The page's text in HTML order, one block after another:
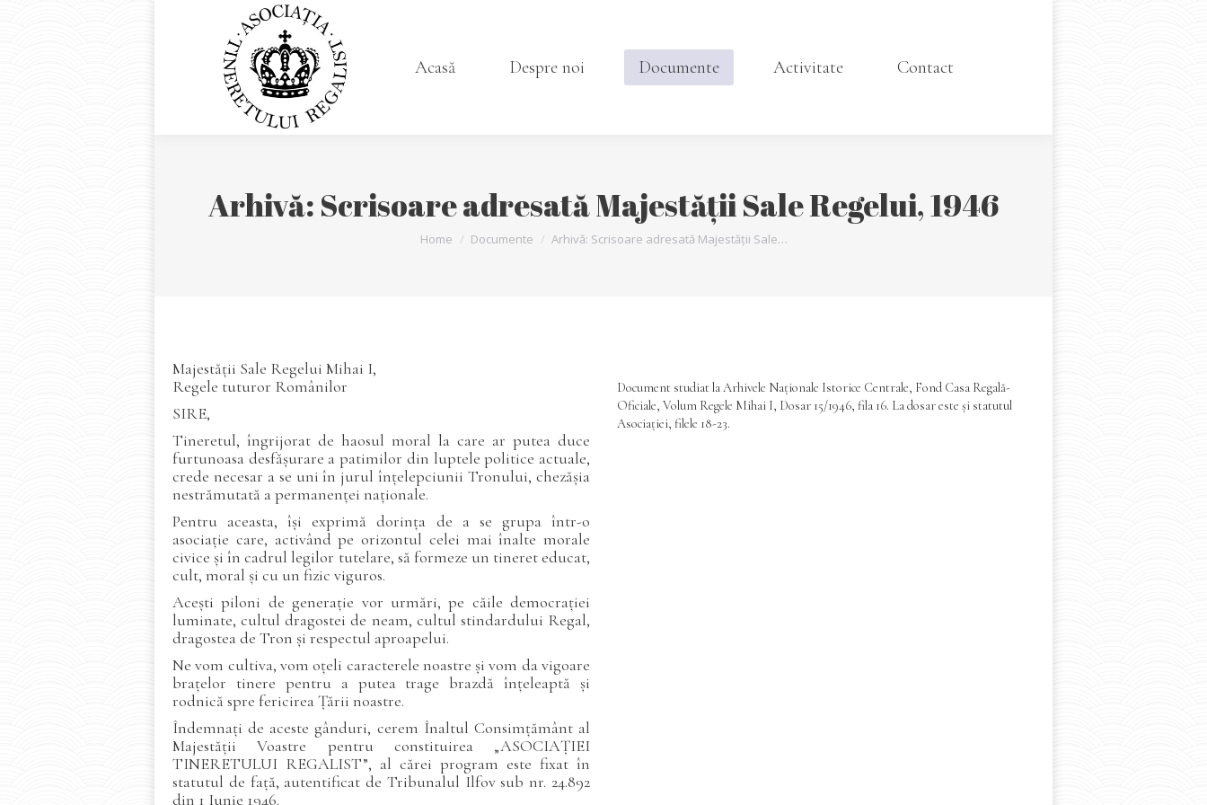
Acasă Despre noi Documente Activitate Contact
Arhivă: Scrisoare adresată Majestății Sale Regelui, 1946
You are here:
Home Documente Arhivă: Scrisoare adresată Majestății Sale…
Majestăţii Sale Regelui Mihai I,
Regele tuturor Românilor
SIRE,
Tineretul, îngrijorat de haosul moral la care ar putea duce
furtunoasa desfășurare a patimilor din luptele politice actuale,
crede necesar a se uni în jurul înțelepciunii Tronului, chezășia
nestrămutată a permanenței naționale.
Pentru aceasta, își exprimă dorința de a se grupa într-o
asociație care, activând pe orizontul celei mai înalte morale
civice și în cadrul legilor tutelare, să formeze un tineret educat,
cult, moral și cu un fizic viguros.
Acești piloni de generație vor urmări, pe căile democrației
luminate, cultul dragostei de neam, cultul stindardului Regal,
dragostea de Tron și respectul aproapelui.
Ne vom cultiva, vom oțeli caracterele noastre și vom da vigoare
brațelor tinere pentru a putea trage brazdă înțeleaptă și
rodnică spre fericirea Țării noastre.
Îndemnați de aceste gânduri, cerem Înaltul Consimțământ al
Majestății Voastre pentru constituirea „ASOCIAȚIEI
TINERETULUI REGALIST”, al cărei program este fixat în
statutul de față, autentificat de Tribunalul Ilfov sub nr. 24.892
din 1 Iunie 1946.
Document studiat la Arhivele Naționale Istorice Centrale, Fond Casa Regală-
Oficiale, Volum Regele Mihai I, Dosar 15/1946, fila 16. La dosar este și statutul
Asociației, filele 18-23.
Acasă